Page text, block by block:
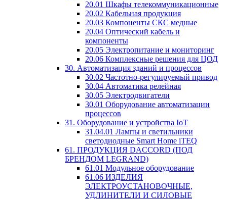
20.01 Шкафы телекоммуникационные
20.02 Кабельная продукция
20.03 Компоненты СКС медные
20.04 Оптический кабель и
компоненты
20.05 Электропитание и мониторинг
20.06 Комплексные решения для ЦОД
30. Автоматизация зданий и процессов
30.02 Частотно-регулируемый привод
30.04 Автоматика релейная
30.05 Электродвигатели
30.01 Оборудование автоматизации
процессов
31. Оборудование и устройства IoT
31.04.01 Лампы и светильники
светодиодные Smart Home iTEQ
61. ПРОДУКЦИЯ DACCORD (ПОД
БРЕНДОМ LEGRAND)
61.01 Модульное оборудование
61.06 ИЗДЕЛИЯ
ЭЛЕКТРОУСТАНОВОЧНЫЕ,
УДЛИНИТЕЛИ И СИЛОВЫЕ